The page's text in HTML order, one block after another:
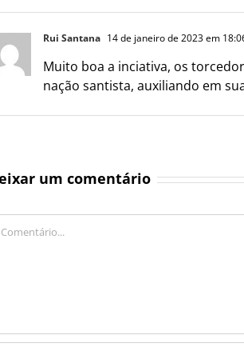
Rui Santana 14 de janeiro de 2023 em
Muito boa a inciativa, os
nação santista, auxiliando em
um comentário